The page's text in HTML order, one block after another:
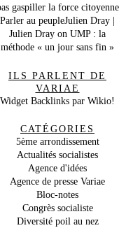
gaspiller la force citoyenne
Parler au peupleJulien Dray |
Julien Dray on UMP : la
méthode « un jour sans fin »
ILS PARLENT DE
VARIAE
Widget Backlinks par Wikio!
CATÉGORIES
5ème arrondissement
Actualités socialistes
Agence d'idées
Agence de presse Variae
Bloc-notes
Congrès socialiste
Diversité poil au nez